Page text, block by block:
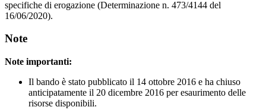
specifiche di erogazione (Determinazione n. 473/4144 del
16/06/2020).
Note
Note importanti:
Il bando è stato pubblicato il 14 ottobre 2016 e ha chiuso
anticipatamente il 20 dicembre 2016 per esaurimento delle
risorse disponibili.